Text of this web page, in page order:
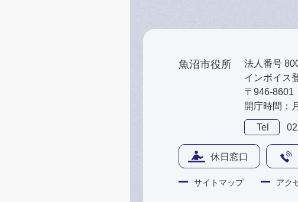
魚沼市役所
法人番号
インボイス
〒946-
開庁時間：
Tel
休日窓口
サイトマップ アク